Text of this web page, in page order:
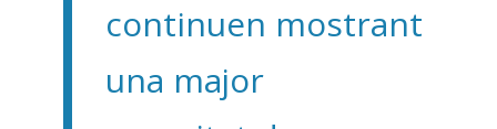
continuen mostrant
una major